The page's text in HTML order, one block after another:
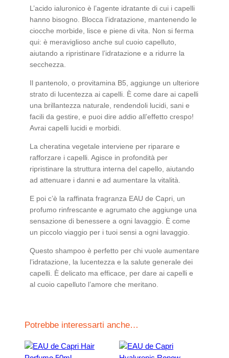
L’acido ialuronico è l’agente idratante di cui i capelli
hanno bisogno. Blocca l’idratazione, mantenendo le
ciocche morbide, lisce e piene di vita. Non si ferma
qui: è meraviglioso anche sul cuoio capelluto,
aiutando a ripristinare l’idratazione e a ridurre la
secchezza.
Il pantenolo, o provitamina B5, aggiunge un ulteriore
strato di lucentezza ai capelli. È come dare ai capelli
una brillantezza naturale, rendendoli lucidi, sani e
facili da gestire, e puoi dire addio all’effetto crespo!
Avrai capelli lucidi e morbidi.
La cheratina vegetale interviene per riparare e
rafforzare i capelli. Agisce in profondità per
ripristinare la struttura interna del capello, aiutando
ad attenuare i danni e ad aumentare la vitalità.
E poi c’è la raffinata fragranza EAU de Capri, un
profumo rinfrescante e agrumato che aggiunge una
sensazione di benessere a ogni lavaggio. È come
un piccolo viaggio per i tuoi sensi a ogni lavaggio.
Questo shampoo è perfetto per chi vuole aumentare
l’idratazione, la lucentezza e la salute generale dei
capelli. È delicato ma efficace, per dare ai capelli e
al cuoio capelluto l’amore che meritano.
Potrebbe interessarti anche…